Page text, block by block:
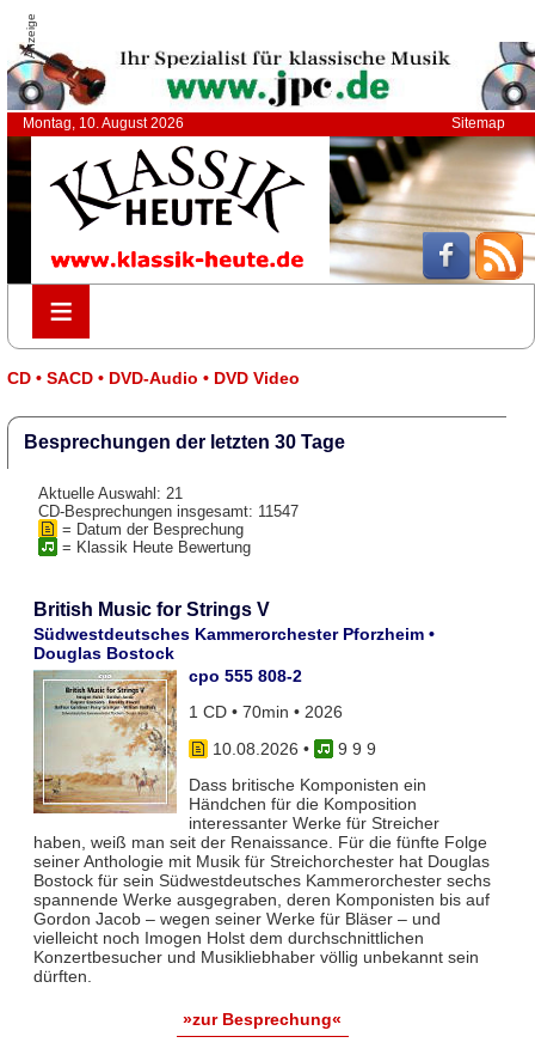
Anzeige
Montag, 10. August 2026 Sitemap
≡
≡
CD • SACD • DVD-Audio • DVD Video
Besprechungen der letzten 30 Tage
Aktuelle Auswahl: 21
CD-Besprechungen insgesamt: 11547
= Datum der Besprechung
= Klassik Heute Bewertung
British Music for Strings V
Südwestdeutsches Kammerorchester Pforzheim •
Douglas Bostock
cpo 555 808-2
1 CD • 70min • 2026
10.08.2026 •
9 9 9
Dass britische Komponisten ein
Händchen für die Komposition
interessanter Werke für Streicher
haben, weiß man seit der Renaissance. Für die fünfte Folge
seiner Anthologie mit Musik für Streichorchester hat Douglas
Bostock für sein Südwestdeutsches Kammerorchester sechs
spannende Werke ausgegraben, deren Komponisten bis auf
Gordon Jacob – wegen seiner Werke für Bläser – und
vielleicht noch Imogen Holst dem durchschnittlichen
Konzertbesucher und Musikliebhaber völlig unbekannt sein
dürften.
»zur Besprechung«